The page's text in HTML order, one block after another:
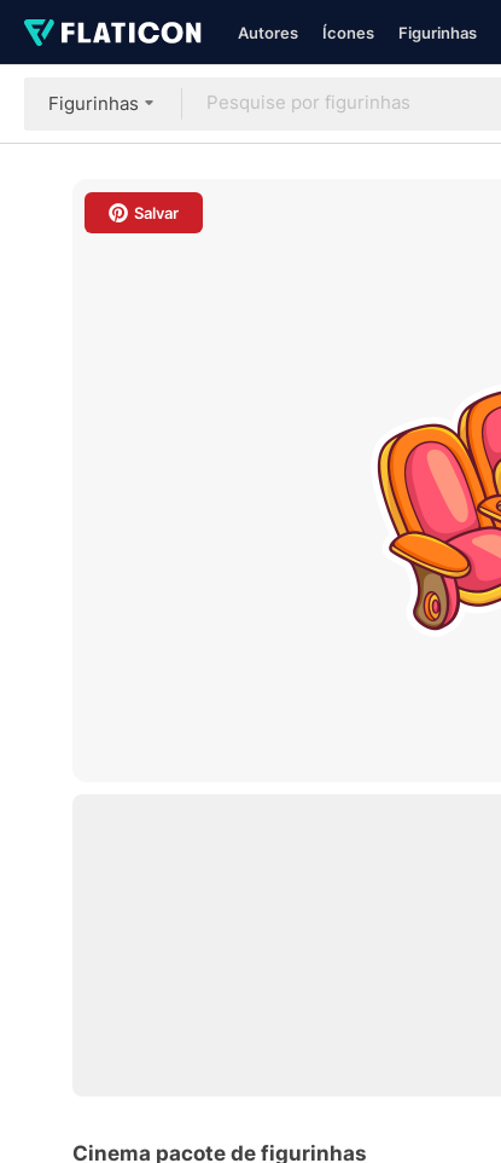
Autores Ícones Figurinhas
Figurinhas
Salvar
Cinema pacote de figurinhas